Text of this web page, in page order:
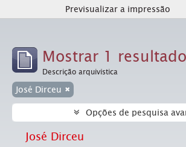
Previsualizar a impressão
Mostrar 1
Descrição arquivística
José Dirceu
Opções de pesquisa
José Dirceu